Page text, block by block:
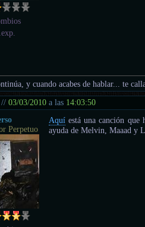
y cuando acabes de hablar... te
//03/03/2010 a las 14:03:50
Perpetuo
Aquí está una canción
ayuda de Melvin, Maaad y